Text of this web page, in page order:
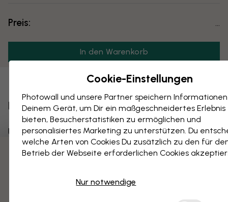
Preis: ...
In den Warenkorb
Als Favorit speichern
Private Kollektion IV
Über das Produkt:
Designer: WAG Collection
Cookie-Einstellungen
Photowall und unsere Partner speichern
Deinem Gerät, um Dir ein maßgeschneidertes Erlebnis
bieten, Besucherstatistiken zu ermöglichen und
personalisiertes Marketing zu unterstützen. Du
welche Arten von Cookies Du zusätzlich zu den für
Betrieb der Webseite erforderlichen Cookies
Nur notwendige